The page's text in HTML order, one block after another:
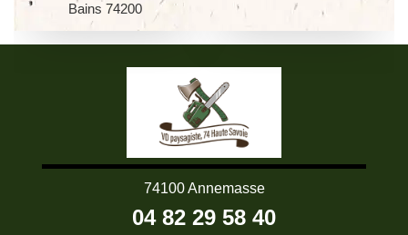
Bains 74200
74100 Annemasse
04 82 29 58 40